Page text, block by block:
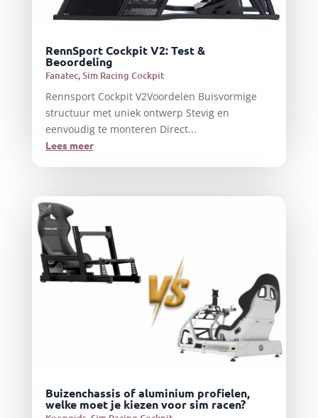
RennSport Cockpit V2: Test &
Beoordeling
Fanatec,Sim Racing Cockpit
Rennsport Cockpit V2Voordelen Buisvormige
structuur met uniek ontwerp Stevig en
eenvoudig te monteren Direct...
Lees meer
Buizenchassis of aluminium profielen,
welke moet je kiezen voor sim racen?